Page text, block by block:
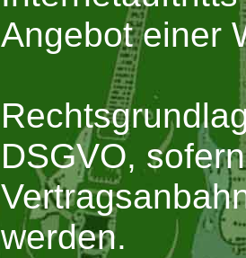
Angebot einer
DSGVO,
werden.